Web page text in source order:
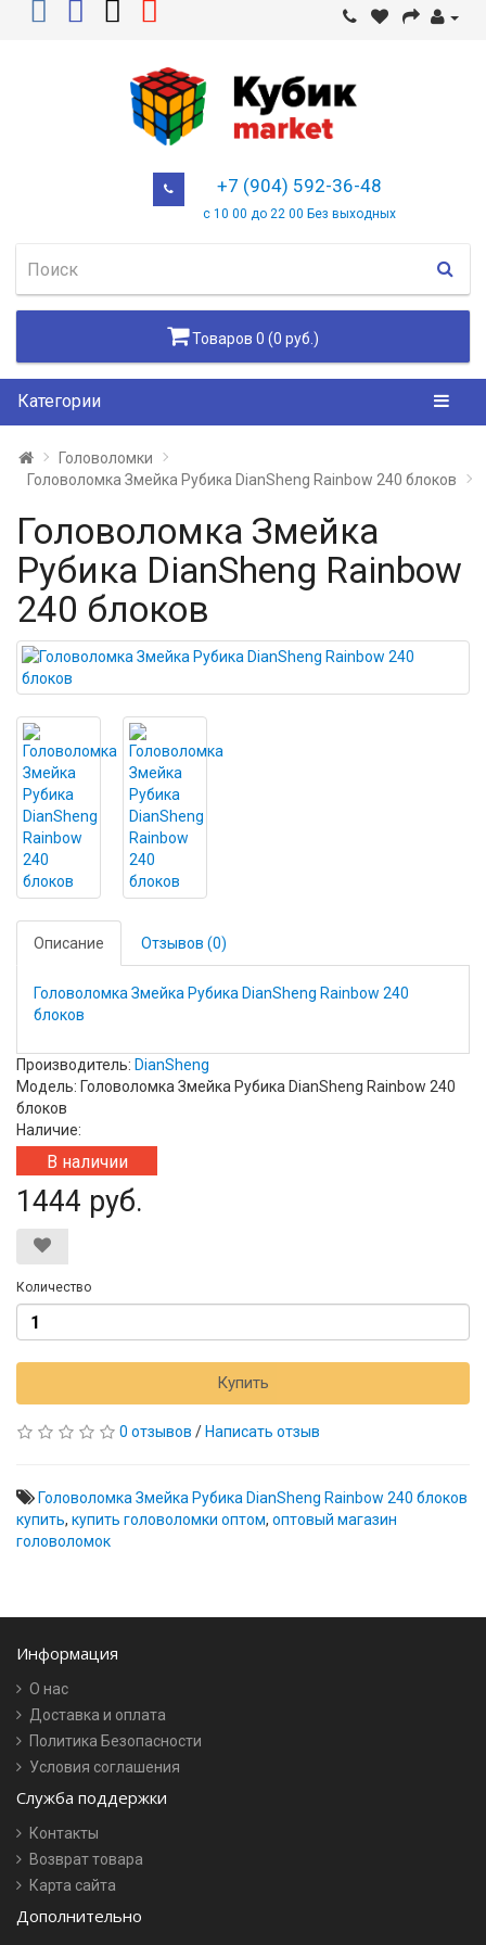
+7 (904) 592-36-48
с 10 00 до 22 00 Без выходных
Товаров 0 (0 руб.)
Категории
Головоломки
Головоломка Змейка Рубика DianSheng Rainbow 240 блоков
Головоломка Змейка
Рубика DianSheng Rainbow
240 блоков
Описание Отзывов (0)
Головоломка Змейка Рубика DianSheng Rainbow 240
блоков
Производитель: DianSheng
Модель: Головоломка Змейка Рубика DianSheng Rainbow 240
блоков
Наличие:
В наличии
1444 руб.
Количество
Купить
0 отзывов / Написать отзыв
Головоломка Змейка Рубика DianSheng Rainbow 240 блоков
купить, купить головоломки оптом, оптовый магазин
головоломок
Информация
О нас
Доставка и оплата
Политика Безопасности
Условия соглашения
Служба поддержки
Контакты
Возврат товара
Карта сайта
Дополнительно